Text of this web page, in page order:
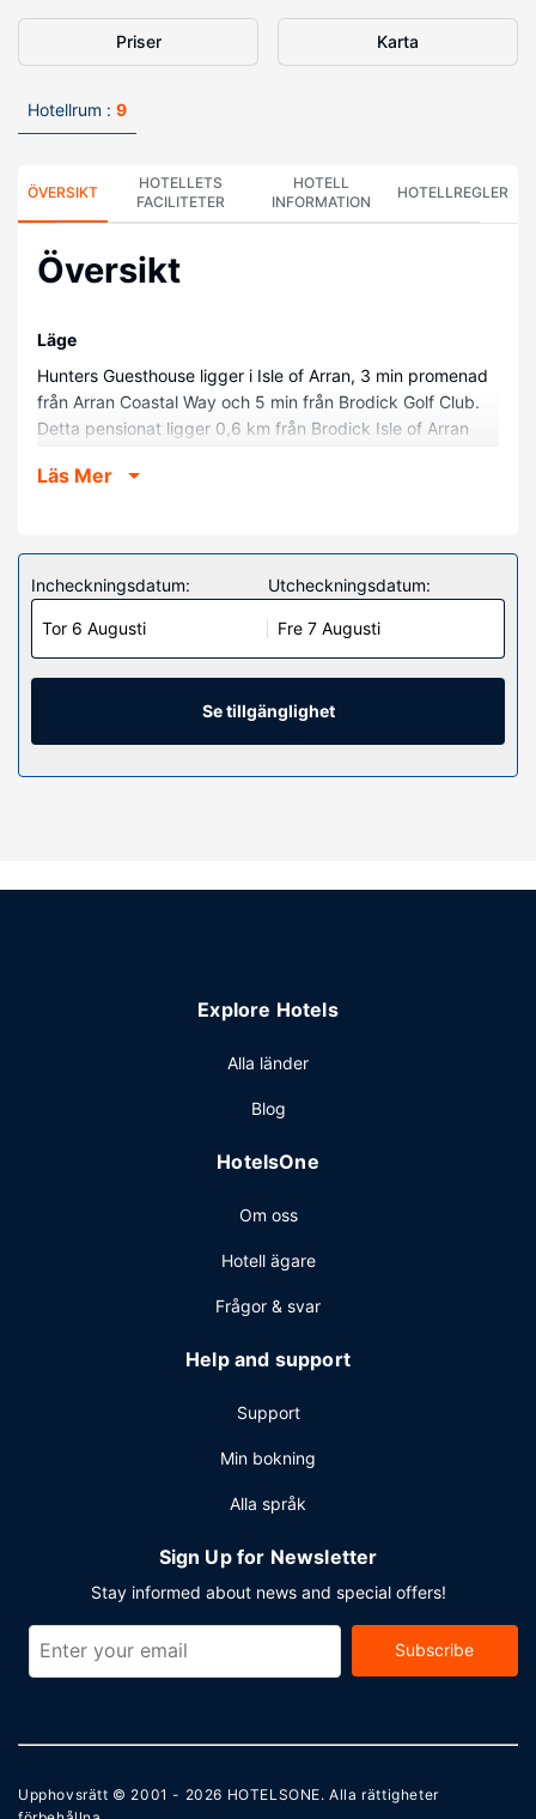
Priser Karta
Hotellrum : 9
ÖVERSIKT
HOTELLETS
FACILITETER
HOTELL
INFORMATION
HOTELLREGLER
Översikt
Läge
Hunters Guesthouse ligger i Isle of Arran, 3 min promenad
från Arran Coastal Way och 5 min från Brodick Golf Club.
Detta pensionat ligger 0,6 km från Brodick Isle of Arran
Hotellrum
Njut av utsikten från deras terrassen och dra nytta av
deras gratis wi-fi.
Övriga bekvämligheter
och bagageförvaring.
Läs Mer
Incheckningsdatum:
Tor 6 Augusti
Utcheckningsdatum:
Fre 7 Augusti
Se tillgänglighet
Explore Hotels
Alla länder
Blog
HotelsOne
Om oss
Hotell ägare
Frågor & svar
Help and support
Support
Min bokning
Alla språk
Sign Up for Newsletter
Stay informed about news and special offers!
Subscribe
Upphovsrätt © 2001 - 2026 HOTELSONE. Alla rättigheter